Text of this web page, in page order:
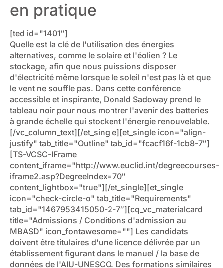
en pratique
[ted id="1401″]
Quelle est la clé de l'utilisation des énergies
alternatives, comme le solaire et l'éolien ? Le
stockage, afin que nous puissions disposer
d'électricité même lorsque le soleil n'est pas là et que
le vent ne souffle pas. Dans cette conférence
accessible et inspirante, Donald Sadoway prend le
tableau noir pour nous montrer l'avenir des batteries
à grande échelle qui stockent l'énergie renouvelable.
[/vc_column_text][/et_single][et_single icon="align-
justify" tab_title="Outline" tab_id="fcacf16f-1cb8-7″]
[TS-VCSC-IFrame
content_iframe="http://www.euclid.int/degreecourses-
iframe2.asp?DegreeIndex=70″
content_lightbox="true"][/et_single][et_single
icon="check-circle-o" tab_title="Requirements"
tab_id="1467953415050-2-7″][cq_vc_materialcard
title="Admissions / Conditions d'admission au
MBASD" icon_fontawesome=""] Les candidats
doivent être titulaires d'une licence délivrée par un
établissement figurant dans le manuel / la base de
données de l'AIU-UNESCO. Des formations similaires